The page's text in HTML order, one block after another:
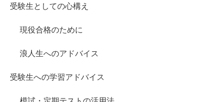
受験生としての心構え
現役合格のために
浪人生へのアドバイス
受験生への学習アドバイス